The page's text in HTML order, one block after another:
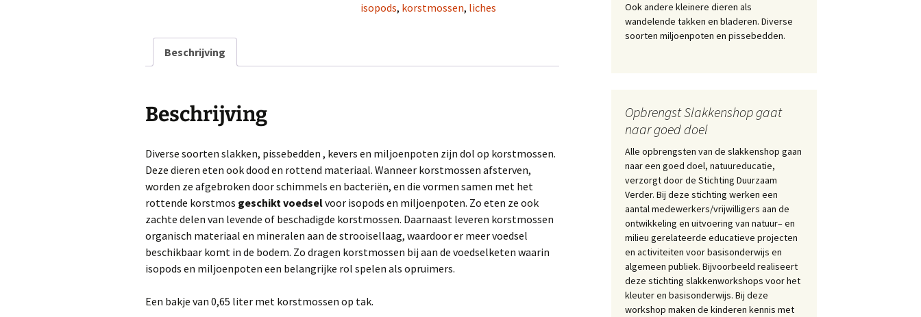
isopods, korstmossen, liches
Beschrijving
Beschrijving
Diverse soorten slakken, pissebedden , kevers en miljoenpoten zijn dol op korstmossen.
Deze dieren eten ook dood en rottend materiaal. Wanneer korstmossen afsterven,
worden ze afgebroken door schimmels en bacteriën, en die vormen samen met het
rottende korstmos geschikt voedselvoor isopods en miljoenpoten. Zo eten ze ook
zachte delen van levende of beschadigde korstmossen. Daarnaast leveren korstmossen
organisch materiaal en mineralen aan de strooisellaag, waardoor er meer voedsel
beschikbaar komt in de bodem. Zo dragen korstmossen bij aan de voedselketen waarin
isopods en miljoenpoten een belangrijke rol spelen als opruimers.
Een bakje van 0,65 liter met korstmossen op tak.
Ook andere kleinere dieren als
wandelende takken en bladeren. Diverse
soorten miljoenpoten en pissebedden.
Opbrengst Slakkenshop gaat
naar goed doel
Alle opbrengsten van de slakkenshop gaan
naar een goed doel, natuureducatie,
verzorgt door de Stichting Duurzaam
Verder. Bij deze stichting werken een
aantal medewerkers/vrijwilligers aan de
ontwikkeling en uitvoering van natuur– en
milieu gerelateerde educatieve projecten
en activiteiten voor basisonderwijs en
algemeen publiek. Bijvoorbeeld realiseert
deze stichting slakkenworkshops voor het
kleuter en basisonderwijs. Bij deze
workshop maken de kinderen kennis met